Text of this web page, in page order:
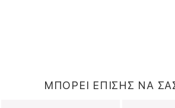
ΜΠΟΡΕΙ ΕΠΙΣΗΣ ΝΑ